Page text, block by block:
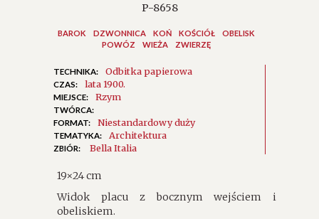
P-8658
BAROK DZWONNICA KOŃ KOŚCIÓŁ
OBELISK
POWÓZ
WIEŻA ZWIERZĘ
TECHNIKA: Odbitka papierowa
CZAS: lata 1900.
MIEJSCE: Rzym
TWÓRCA:
FORMAT:
Niestandardowy duży
TEMATYKA: Architektura
ZBIÓR: Bella Italia
19×24 cm
Widok placu z bocznym wejściem i
obeliskiem.